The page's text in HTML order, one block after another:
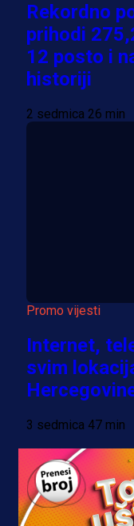
Rekordno
prihodi
12 posto i
historiji
2 sedmica 26 min
Promo vijesti
Internet,
svim
3 sedmica 47 min